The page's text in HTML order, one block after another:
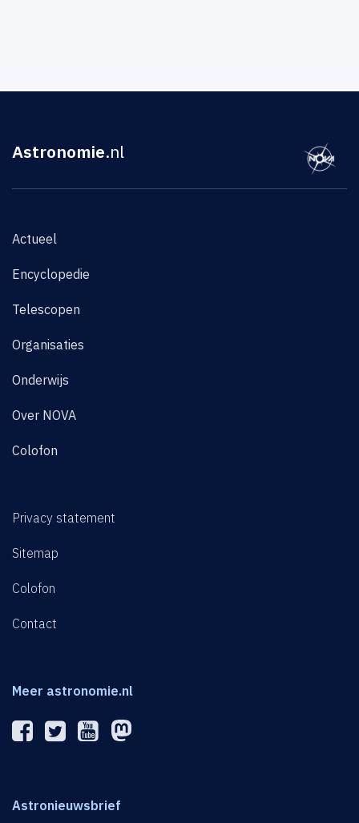
Astronomie.nl
Actueel
Encyclopedie
Telescopen
Organisaties
Onderwijs
Over NOVA
Colofon
Privacy statement
Sitemap
Colofon
Contact
Meer astronomie.nl
Astronieuwsbrief